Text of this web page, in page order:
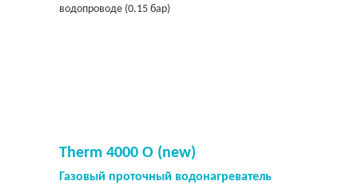
водопроводе (0.15 бар)
Therm 4000 O (new)
Газовый проточный водонагреватель